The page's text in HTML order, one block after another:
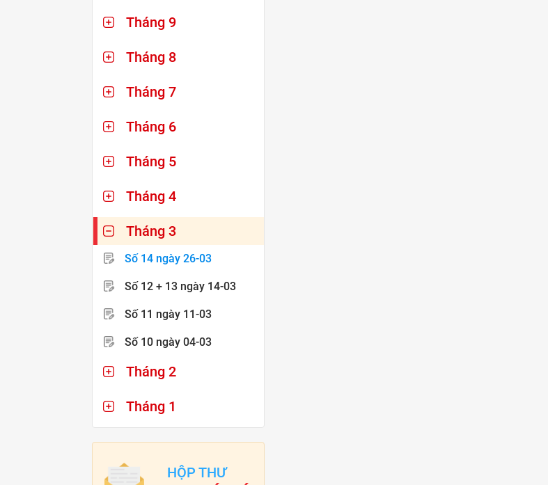
Tháng 9
Tháng 8
Tháng 7
Tháng 6
Tháng 5
Tháng 4
Tháng 3
Số 14 ngày 26-03
Số 12 + 13 ngày 14-03
Số 11 ngày 11-03
Số 10 ngày 04-03
Tháng 2
Tháng 1
HỘP THƯ